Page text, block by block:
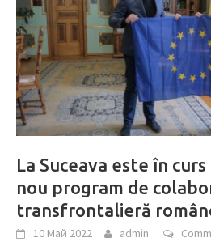
La Suceava este în
nou program de
transfrontalieră
10 Май 2022 admin